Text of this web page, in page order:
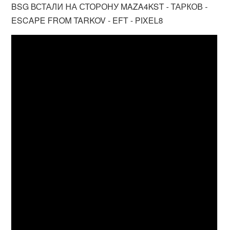
BSG ВСТАЛИ НА СТОРОНУ MAZA4KST - ТАРКОВ -
ESCAPE FROM TARKOV - EFT - PIXEL8